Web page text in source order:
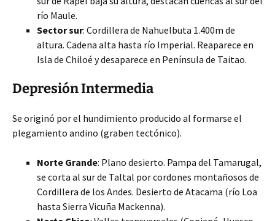
río Maule.
Sector sur: Cordillera de Nahuelbuta 1.400m de
altura. Cadena alta hasta río Imperial. Reaparece en
Isla de Chiloé y desaparece en Península de Taitao.
Depresión Intermedia
Se originó por el hundimiento producido al formarse el
plegamiento andino (graben tectónico).
Norte Grande: Plano desierto. Pampa del Tamarugal,
se corta al sur de Taltal por cordones montañosos de
Cordillera de los Andes. Desierto de Atacama (río Loa
hasta Sierra Vicuña Mackenna).